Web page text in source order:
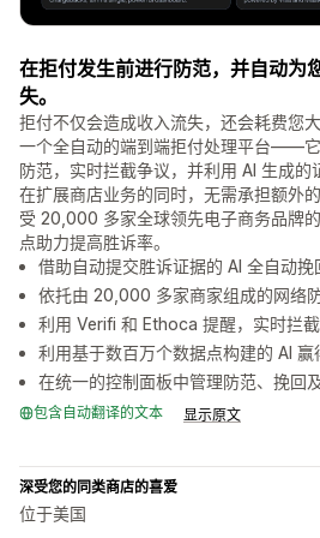
在拒付发生前进行防范，并自动为
失。
拒付不仅会造成收入流失，还会耗费您
一个全自动的端到端拒付处理平台——
防范，实时拦截争议，并利用 AI 生成
在扩展商店业务的同时，无需承担额外
受 20,000 多家全球领先电子商务品牌
点助力提高胜诉率。
借助自动提交胜诉证据的 AI 全自动挽
依托由 20,000 多家商家组成的网络
利用 Verifi 和 Ethoca 提醒，实时拦
利用基于数百万个数据点构建的 AI 赢
在统一的控制面板中管理防范、挽回
包含自动翻译的文本 显示原文
深受您的同类商店的喜爱
位于美国